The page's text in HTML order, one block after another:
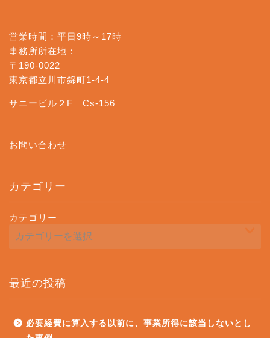
営業時間：平日9時～17時
事務所所在地：
〒190-0022
東京都立川市錦町1-4-4
サニービル２F Cs-156
お問い合わせ
カテゴリー
カテゴリー
最近の投稿
必要経費に算入する以前に、事業所得に該当しないとし